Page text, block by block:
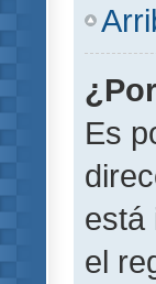
Es
está
el